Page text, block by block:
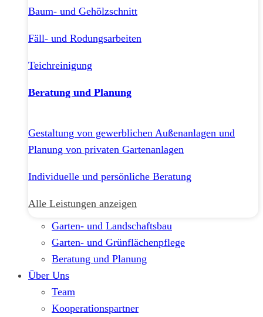
Baum- und Gehölzschnitt
Fäll- und Rodungsarbeiten
Teichreinigung
Beratung und Planung
Gestaltung von gewerblichen Außenanlagen und
Planung von privaten Gartenanlagen
Individuelle und persönliche Beratung
Alle Leistungen anzeigen
Garten- und Landschaftsbau
Garten- und Grünflächenpflege
Beratung und Planung
Über Uns
Team
Kooperationspartner